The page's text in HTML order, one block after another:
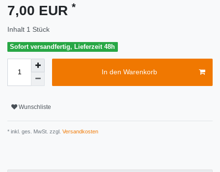
7,00 EUR *
Inhalt 1 Stück
Sofort versandfertig, Lieferzeit 48h
In den Warenkorb
Wunschliste
* inkl. ges. MwSt. zzgl. Versandkosten